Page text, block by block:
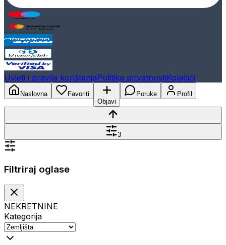
Uvjeti i pravila korištenjaPolitika privatnostiKolačići
Naslovna
Favoriti
Objavi
Poruke Profil
3
Filtriraj oglase
NEKRETNINE
Kategorija